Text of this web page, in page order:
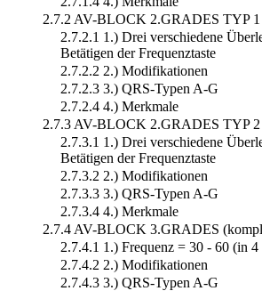
2.7.2 AV-BLOCK 2.GRADES TYP 1
2.7.2.1 1.) Drei verschiedene
Betätigen der Frequenztaste
2.7.2.2 2.) Modifikationen
2.7.2.3 3.) QRS-Typen A-G
2.7.2.4 4.) Merkmale
2.7.3 AV-BLOCK 2.GRADES TYP
2.7.3.1 1.) Drei verschiedene
Betätigen der Frequenztaste
2.7.3.2 2.) Modifikationen
2.7.3.3 3.) QRS-Typen A-G
2.7.3.4 4.) Merkmale
2.7.4 AV-BLOCK 3.GRADES
2.7.4.1 1.) Frequenz = 30 - 60 (in 4
2.7.4.2 2.) Modifikationen
2.7.4.3 3.) QRS-Typen A-G